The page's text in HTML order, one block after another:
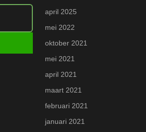
april 2025
mei 2022
oktober 2021
mei 2021
april 2021
maart 2021
februari 2021
januari 2021